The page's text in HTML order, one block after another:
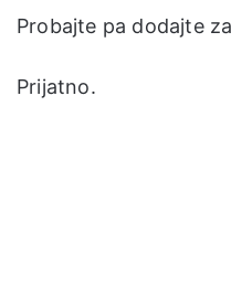
Probajte pa dodajte
Prijatno.